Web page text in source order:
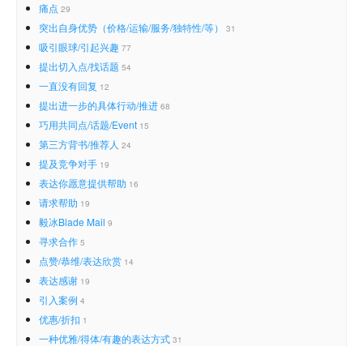
痛点 29
突出自身优势（价格/运输/服务/独特性/等） 31
吸引眼球/引起兴趣 77
提出切入点/找话题 54
一直没有回复 12
提出进一步的具体行动/推进 68
巧用共同点/话题/Event 15
第三方背书/推荐人 24
提及竞争对手 19
表达你愿意提供帮助 16
请求帮助 19
毅冰Blade Mail 9
寻求合作 5
点赞/恭维/表达欣赏 14
表达感谢 19
引入案例 4
优惠/折扣 1
一种优雅/得体/有趣的表达方式 31